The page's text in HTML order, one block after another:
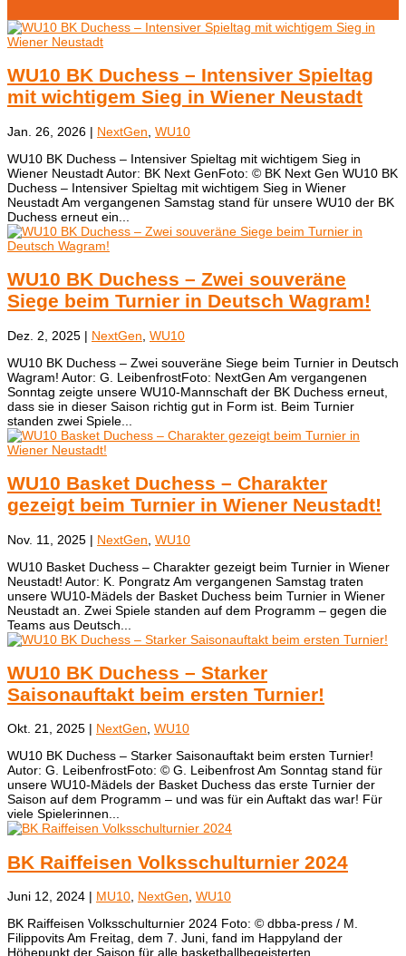
WU10 BK Duchess – Intensiver Spieltag
mit wichtigem Sieg in Wiener Neustadt
Jan. 26, 2026 | NextGen WU10
WU10 BK Duchess – Intensiver Spieltag mit wichtigem Sieg in
Wiener Neustadt Autor: BK Next GenFoto: © BK Next Gen WU10 BK
Duchess – Intensiver Spieltag mit wichtigem Sieg in Wiener
Neustadt Am vergangenen Samstag stand für unsere WU10 der BK
Duchess erneut ein...
WU10 BK Duchess – Zwei souveräne
Siege beim Turnier in Deutsch Wagram!
Dez. 2, 2025 | NextGen WU10
WU10 BK Duchess – Zwei souveräne Siege beim Turnier in Deutsch
Wagram! Autor: G. LeibenfrostFoto: NextGen ​Am vergangenen
Sonntag zeigte unsere WU10-Mannschaft der BK Duchess erneut,
dass sie in dieser Saison richtig gut in Form ist. Beim Turnier
standen zwei Spiele...
WU10 Basket Duchess – Charakter
gezeigt beim Turnier in Wiener Neustadt!
Nov. 11, 2025 | NextGen WU10
WU10 Basket Duchess – Charakter gezeigt beim Turnier in Wiener
Neustadt! Autor: K. Pongratz Am vergangenen Samstag traten
unsere WU10-Mädels der Basket Duchess beim Turnier in Wiener
Neustadt an. Zwei Spiele standen auf dem Programm – gegen die
Teams aus Deutsch...
WU10 BK Duchess – Starker
Saisonauftakt beim ersten Turnier!
Okt. 21, 2025 | NextGen, WU10
WU10 BK Duchess – Starker Saisonauftakt beim ersten Turnier!
Autor: G. LeibenfrostFoto: © G. Leibenfrost Am Sonntag stand für
unsere WU10-Mädels der Basket Duchess das erste Turnier der
Saison auf dem Programm – und was für ein Auftakt das war! Für
viele Spielerinnen...
BK Raiffeisen Volksschulturnier 2024
Juni 12, 2024 | MU10, NextGen, WU10
BK Raiffeisen Volksschulturnier 2024 Foto: © dbba-press / M.
Filippovits Am Freitag, dem 7. Juni, fand im Happyland der
Höhepunkt der Saison für alle basketballbegeisterten